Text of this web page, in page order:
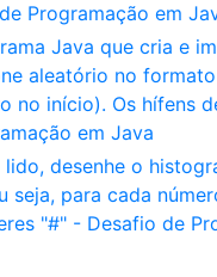
Programação em
Java que cria e
aleatório no formato
no início). Os hífens
em Java
desenhe o
seja, para cada
"#" - Desafio de